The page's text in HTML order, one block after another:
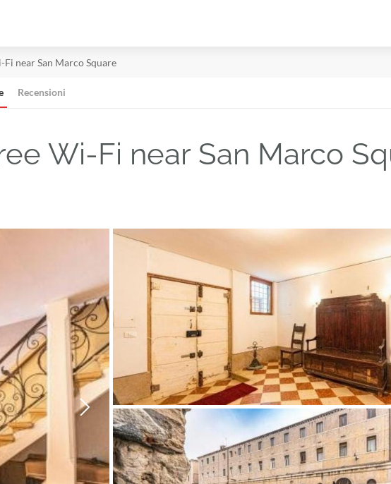
near San Marco Square
Recensioni
Wi-Fi near San Marco